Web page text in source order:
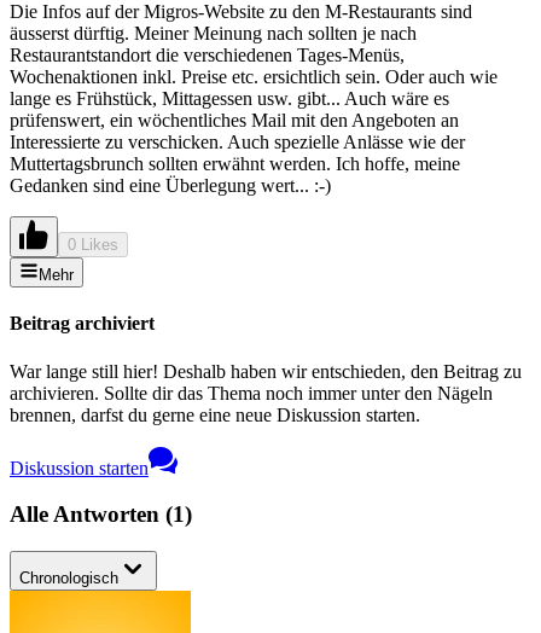
Die Infos auf der Migros-Website zu den M-Restaurants sind
äusserst dürftig. Meiner Meinung nach sollten je nach
Restaurantstandort die verschiedenen Tages-Menüs,
Wochenaktionen inkl. Preise etc. ersichtlich sein. Oder auch wie
lange es Frühstück, Mittagessen usw. gibt... Auch wäre es
prüfenswert, ein wöchentliches Mail mit den Angeboten an
Interessierte zu verschicken. Auch spezielle Anlässe wie der
Muttertagsbrunch sollten erwähnt werden. Ich hoffe, meine
Gedanken sind eine Überlegung wert... :-)
0 Likes
Mehr
Beitrag archiviert
War lange still hier! Deshalb haben wir entschieden, den Beitrag zu
archivieren. Sollte dir das Thema noch immer unter den Nägeln
brennen, darfst du gerne eine neue Diskussion starten.
Diskussion starten
Alle Antworten (1)
Chronologisch